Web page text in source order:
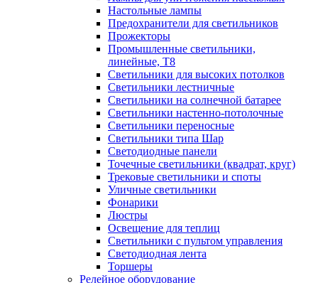
Настольные лампы
Предохранители для светильников
Прожекторы
Промышленные светильники,
линейные, Т8
Светильники для высоких потолков
Светильники лестничные
Светильники на солнечной батарее
Светильники настенно-потолочные
Светильники переносные
Светильники типа Шар
Светодиодные панели
Точечные светильники (квадрат, круг)
Трековые светильники и споты
Уличные светильники
Фонарики
Люстры
Освещение для теплиц
Светильники с пультом управления
Светодиодная лента
Торшеры
Релейное оборудование